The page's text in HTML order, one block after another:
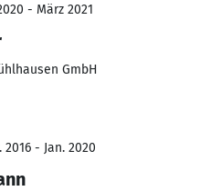
- März 2021
GmbH
- Jan. 2020